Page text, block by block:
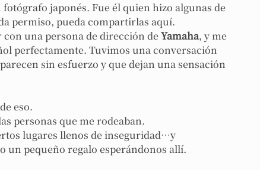
fotógrafo japonés. Fue él quien hizo algunas de
permiso, pueda compartirlas aquí.
una persona de dirección de Yamaha, y me
perfectamente. Tuvimos una conversación
sin esfuerzo y que dejan una sensación
eso.
personas que me rodeaban.
lugares llenos de inseguridad…y
un pequeño regalo esperándonos allí.